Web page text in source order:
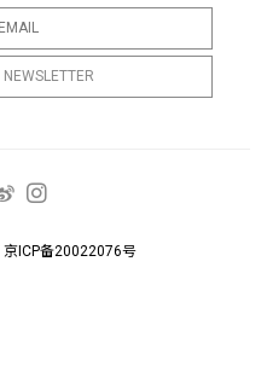
京ICP备20022076号